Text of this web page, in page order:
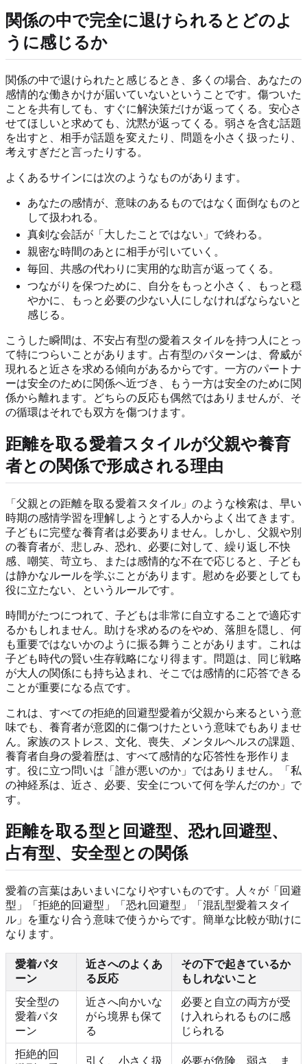
関係の中で完全に退けられるとどのよ
うに感じるか
関係の中で退けられたと感じるとき、多くの場合、あなたの
感情的な働きかけが届いていないということです。傷ついた
ことを共有しても、すぐに解決策だけが返ってくる。安心さ
せてほしいと求めても、沈黙が返ってくる。弱さを含む話題
を出すと、相手が話題を変えたり、問題を小さく扱ったり、
考えすぎだと言ったりする。
よくあるサインには次のようなものがあります。
あなたの感情が、意味のあるものではなく面倒なものと
して扱われる。
真剣な会話が「大したことではない」で終わる。
親密な時間のあとに相手が引いていく。
毎回、共感の代わりに実用的な助言が返ってくる。
つながりを保つために、自分をもっと小さく、もっと穏
やかに、もっと必要の少ない人にしなければならないと
感じる。
こうした瞬間は、不安占有型の愛着スタイルを持つ人にとっ
て特につらいことがあります。占有型のパターンは、脅威が
現れると近さを求める傾向があるからです。一方のパートナ
ーは安全のために関係へ近づき、もう一方は安全のために関
係から離れます。どちらの反応も偶然ではありませんが、そ
の循環はそれでも双方を傷つけます。
距離を取る愛着スタイルが父親や養育
者との関係で形成される理由
「父親との距離を取る愛着スタイル」のような検索は、早い
時期の感情学習を理解しようとする人からよく出てきます。
子どもに完璧な養育者は必要ありません。しかし、父親や別
の養育者が、悲しみ、恐れ、必要に対して、繰り返し不快
感、嘲笑、苛立ち、または感情的な不在で応じると、子ども
は静かなルールを学ぶことがあります。慰めを必要としても
役に立たない、というルールです。
時間がたつにつれて、子どもは非常に自立することで適応す
るかもしれません。助けを求めるのをやめ、落胆を隠し、何
も重要ではないかのように振る舞うことがあります。これは
子ども時代の賢い生存戦略になり得ます。問題は、同じ戦略
が大人の関係にも持ち込まれ、そこでは感情的に応答できる
ことが重要になる点です。
これは、すべての拒絶的回避型愛着が父親から来るという意
味でも、養育者が意図的に傷つけたという意味でもありませ
ん。家族のストレス、文化、喪失、メンタルヘルスの課題、
養育者自身の愛着歴は、すべて感情的な応答性を形作りま
す。役に立つ問いは「誰が悪いのか」ではありません。「私
の神経系は、近さ、必要、安全について何を学んだのか」で
す。
距離を取る型と回避型、恐れ回避型、
占有型、安全型との関係
愛着の言葉はあいまいになりやすいものです。人々が「回避
型」「拒絶的回避型」「恐れ回避型」「混乱型愛着スタイ
ル」を重なり合う意味で使うからです。簡単な比較が助けに
なります。
愛着パタ
ーン
近さへのよくあ
る反応
その下で起きているか
もしれないこと
安全型の
愛着パタ
ーン
近さへ向かいな
がら境界も保て
る
必要と自立の両方が受
け入れられるものに感
じられる
拒絶的回
引く、小さく扱 必要が危険、弱さ、ま